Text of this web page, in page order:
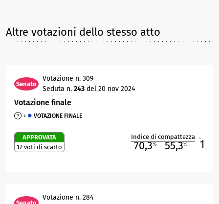
Altre votazioni dello stesso atto
Senato
Votazione n. 309
Seduta n. 243 del 20 nov 2024
Votazione finale
VOTAZIONE FINALE
APPROVATA
17 voti di scarto
Indice di compattezza
70,3% 55,3% 1
Senato
Votazione n. 284